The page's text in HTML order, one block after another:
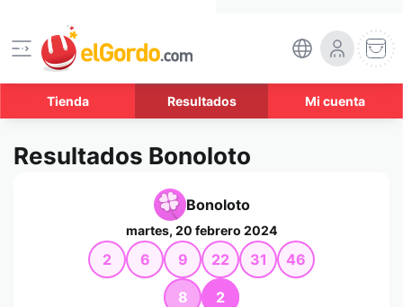
Tienda Resultados Mi cuenta
Resultados Bonoloto
Bonoloto
martes, 20 febrero 2024
2 6 9 22 31 46
8 2